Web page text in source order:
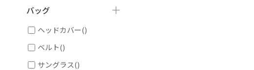
バッグ
ヘッドカバー()
ベルト()
サングラス()